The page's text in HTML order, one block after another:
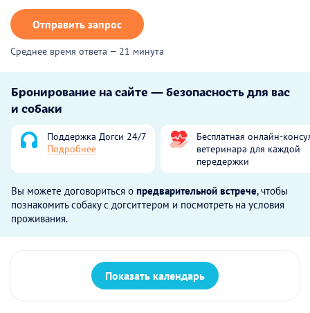
Отправить запрос
Среднее время ответа — 21 минута
Бронирование на сайте — безопасность для вас
и собаки
Поддержка Догси 24/7
Подробнее
Бесплатная онлайн-
ветеринара для каждой
передержки
Вы можете договориться о предварительной встрече, чтобы
познакомить собаку с догситтером и посмотреть на условия
проживания.
Показать календарь